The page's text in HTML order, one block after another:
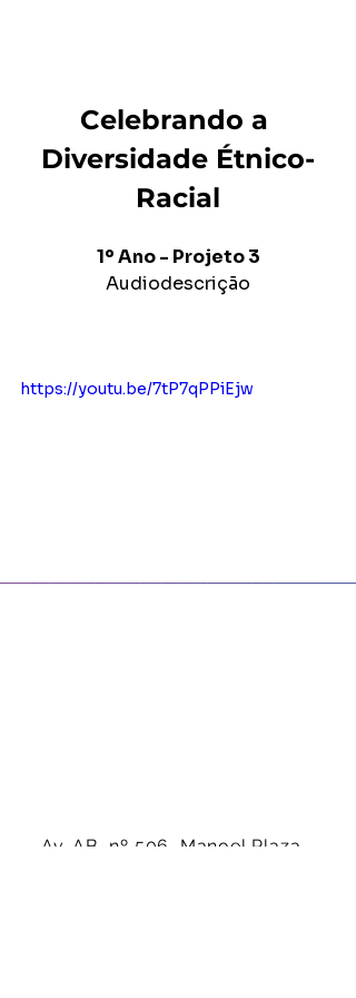
Celebrando a
Diversidade Étnico-
Racial
1º Ano - Projeto 3
Audiodescrição
https://youtu.be/7tP7qPPiEjw
Av. AB, nº 506, Manoel Plaza -